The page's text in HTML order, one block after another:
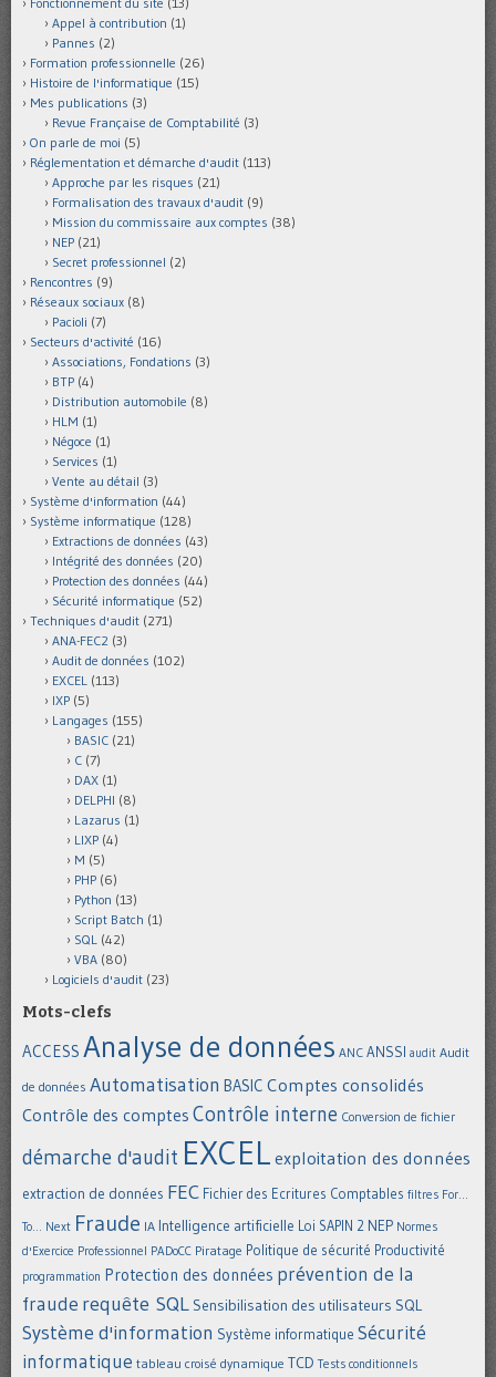
Appel à contribution (1)
Pannes (2)
Formation professionnelle (26)
Histoire de l'informatique (15)
Mes publications (3)
Revue Française de Comptabilité (3)
On parle de moi (5)
Réglementation et démarche d'audit (113)
Approche par les risques (21)
Formalisation des travaux d'audit (9)
Mission du commissaire aux comptes (38)
NEP (21)
Secret professionnel (2)
Rencontres (9)
Réseaux sociaux (8)
Pacioli (7)
Secteurs d'activité (16)
Associations, Fondations (3)
BTP (4)
Distribution automobile (8)
HLM (1)
Négoce (1)
Services (1)
Vente au détail (3)
Système d'information (44)
Système informatique (128)
Extractions de données (43)
Intégrité des données (20)
Protection des données (44)
Sécurité informatique (52)
Techniques d'audit (271)
ANA-FEC2 (3)
Audit de données (102)
EXCEL (113)
IXP (5)
Langages (155)
BASIC (21)
C (7)
DAX (1)
DELPHI (8)
Lazarus (1)
LIXP (4)
M (5)
PHP (6)
Python (13)
Script Batch (1)
SQL (42)
VBA (80)
Logiciels d'audit (23)
Mots-clefs
ACCESS Analyse de données ANC ANSSI audit Audit
de données Automatisation BASIC Comptes consolidés
Contrôle des comptes Contrôle interne Conversion de fichier
démarche d'audit EXCEL exploitation des données
extraction de données FEC Fichier des Ecritures Comptables filtres For...
To... Next Fraude IA Intelligence artificielle Loi SAPIN 2 NEP Normes
d'Exercice Professionnel PADoCC Piratage Politique de sécurité Productivité
programmation Protection des données prévention de la
fraude requête SQL Sensibilisation des utilisateurs SQL
Système d'information Système informatique Sécurité
informatique tableau croisé dynamique TCD Tests conditionnels